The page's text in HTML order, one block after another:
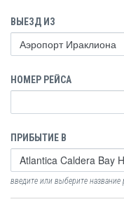
ВЫЕЗД ИЗ
НОМЕР РЕЙСА
ПРИБЫТИЕ В
введите или выберите